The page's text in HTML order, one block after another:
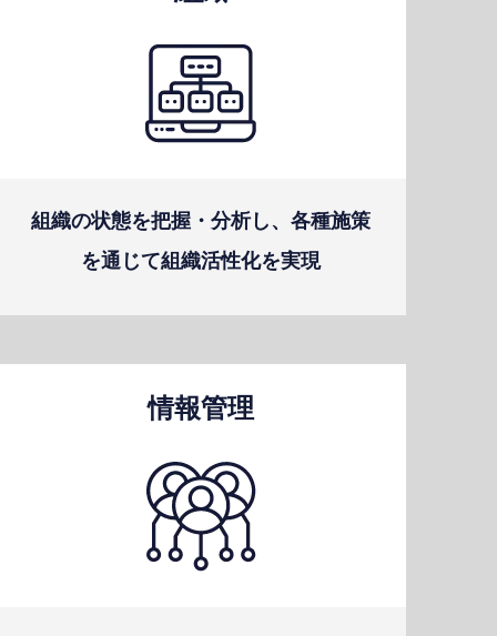
組織の状態を把握・分析し、各種施策
を通じて組織活性化を実現
情報管理